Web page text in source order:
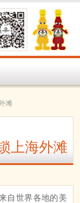
滩
上海外滩
自世界各地的美